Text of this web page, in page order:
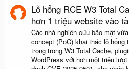
Lỗ hổng RCE W3 Total
hơn 1 triệu website vào
Các nhà nghiên cứu bảo mật
concept (PoC) khai thác lỗ
trọng trong W3 Total Cache,
WordPress với hơn một triệu